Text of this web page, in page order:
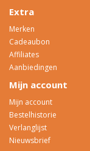
Extra
Merken
Cadeaubon
Affiliates
Aanbiedingen
Mijn account
Mijn account
Bestelhistorie
Verlanglijst
Nieuwsbrief